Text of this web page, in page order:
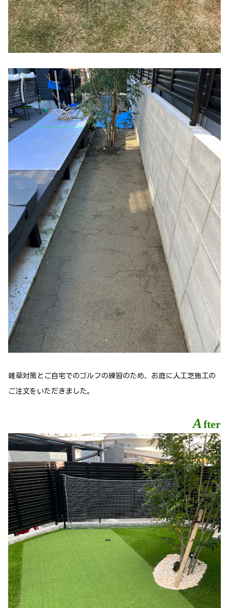
雑草対策とご自宅でのゴルフの練習のため、お庭に人工芝施工の
ご注文をいただきました。
A fter